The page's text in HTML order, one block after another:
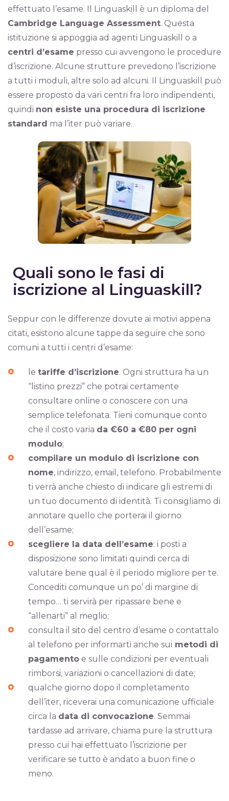
effettuato l’esame. Il Linguaskill è un diploma del
Cambridge Language Assessment. Questa
istituzione si appoggia ad agenti Linguaskill o a
centri d’esame presso cui avvengono le procedure
d’iscrizione. Alcune strutture prevedono l’iscrizione
a tutti i moduli, altre solo ad alcuni. Il Linguaskill può
essere proposto da vari centri fra loro indipendenti,
quindi non esiste una procedura di iscrizione
standard ma l’iter può variare.
Quali sono le fasi di
iscrizione al Linguaskill?
Seppur con le differenze dovute ai motivi appena
citati, esistono alcune tappe da seguire che sono
comuni a tutti i centri d’esame:
le tariffe d’iscrizione. Ogni struttura ha un
“listino prezzi” che potrai certamente
consultare online o conoscere con una
semplice telefonata. Tieni comunque conto
che il costo varia da €60 a €80 per ogni
modulo;
compilare un modulo di iscrizione con
nome, indirizzo, email, telefono. Probabilmente
ti verrà anche chiesto di indicare gli estremi di
un tuo documento di identità. Ti consigliamo di
annotare quello che porterai il giorno
dell’esame;
scegliere la data dell’esame: i posti a
disposizione sono limitati quindi cerca di
valutare bene qual è il periodo migliore per te.
Concediti comunque un po’ di margine di
tempo… ti servirà per ripassare bene e
“allenarti” al meglio;
consulta il sito del centro d’esame o contattalo
al telefono per informarti anche sui metodi di
pagamentoe sulle condizioni per eventuali
rimborsi, variazioni o cancellazioni di date;
qualche giorno dopo il completamento
dell’iter, riceverai una comunicazione ufficiale
circa la data di convocazione. Semmai
tardasse ad arrivare, chiama pure la struttura
presso cui hai effettuato l’iscrizione per
verificare se tutto è andato a buon fine o
meno.